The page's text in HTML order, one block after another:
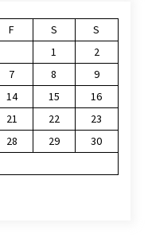
F S
S
1
2
7 8
9
14 15
16
21 22
23
28 29
30